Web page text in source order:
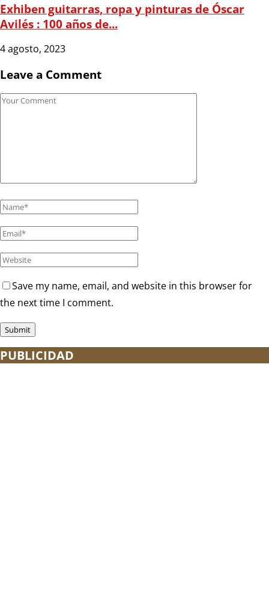
Exhiben guitarras, ropa y pinturas de Óscar
Avilés : 100 años de...
4 agosto, 2023
Leave a Comment
Save my name, email, and website in this browser for
the next time I comment.
PUBLICIDAD